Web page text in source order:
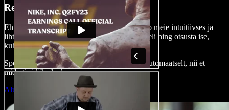
Redigeeri videointe nagu proff
Ehita lihtsalt nii intro, terve video kui ka outro meie intuitiivses ja
lihtsas videotööriistas. Lisa pilte, videoid ja heli ning otsusta ise,
kuhu need sinu videos paigutuvad.
Speechify AI introde tegija salvestab su töö automaatselt, nii et
midagi ei lähe kaduma.
Alusta